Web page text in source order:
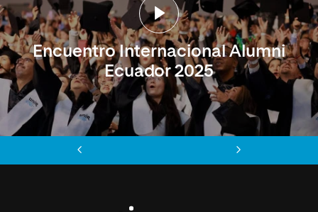
Encuentro Internacional Alumni
Ecuador 2025